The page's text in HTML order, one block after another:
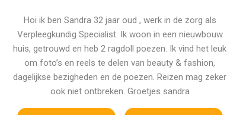
Hoi ik ben Sandra 32 jaar oud , werk in de zorg als
Verpleegkundig Specialist. Ik woon in een nieuwbouw
huis, getrouwd en heb 2 ragdoll poezen. Ik vind het leuk
om foto’s en reels te delen van beauty & fashion,
dagelijkse bezigheden en de poezen. Reizen mag zeker
ook niet ontbreken. Groetjes sandra